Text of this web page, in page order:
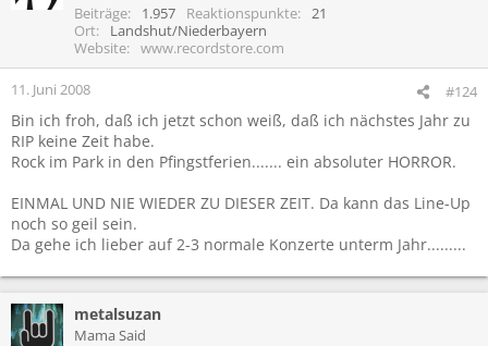
Beiträge 1.957 Reaktionspunkte
21
Ort
Landshut/Niederbayern
Website
www.recordstore.com
11. Juni 2008 #124
Bin ich froh, daß ich jetzt schon weiß, daß ich nächstes Jahr zu
RIP keine Zeit habe.
Rock im Park in den Pfingstferien....... ein absoluter HORROR.
EINMAL UND NIE WIEDER ZU DIESER ZEIT. Da kann das Line-Up
noch so geil sein.
Da gehe ich lieber auf 2-3 normale Konzerte unterm Jahr.........
metalsuzan
Mama Said